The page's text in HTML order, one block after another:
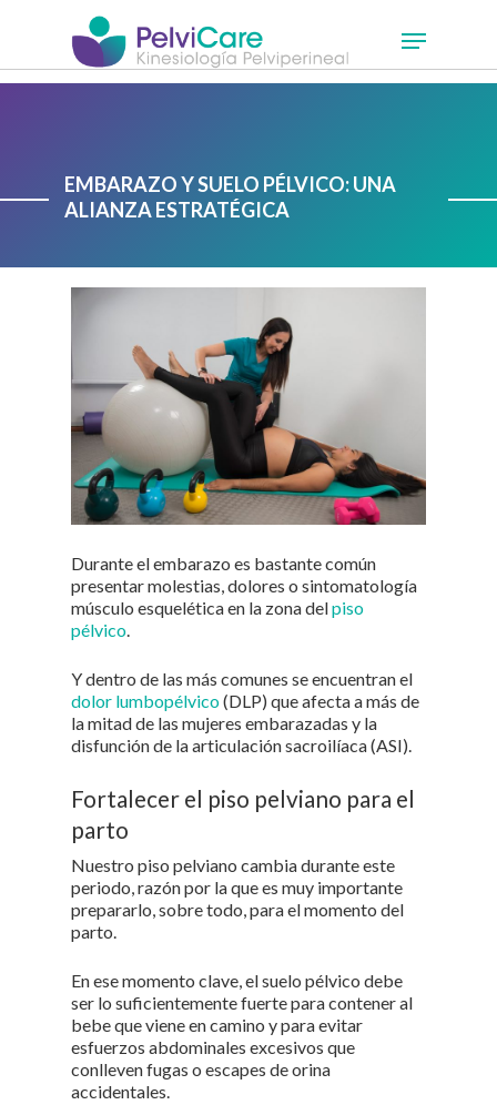
content
Menu
EMBARAZO Y SUELO PÉLVICO: UNA
ALIANZA ESTRATÉGICA
Durante el embarazo es bastante común
presentar molestias, dolores o sintomatología
músculo esquelética en la zona delpiso
pélvico
Y dentro de las más comunes se encuentran el
dolor lumbopélvico(DLP) que afecta a más de
la mitad de las mujeres embarazadas y la
disfunción de la articulación sacroilíaca (ASI).
Fortalecer el piso pelviano para el
parto
Nuestro piso pelviano cambia durante este
periodo, razón por la que es muy importante
prepararlo, sobre todo, para el momento del
parto.
En ese momento clave, el suelo pélvico debe
ser lo suficientemente fuerte para contener al
bebe que viene en camino y para evitar
esfuerzos abdominales excesivos que
conlleven fugas o escapes de orina
accidentales.
Close
Menu